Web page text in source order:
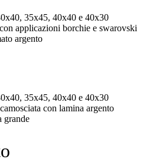
35x45, 40x40 e 40x30
applicazioni borchie e swarovski
argento
35x45, 40x40 e 40x30
con lamina argento
grande